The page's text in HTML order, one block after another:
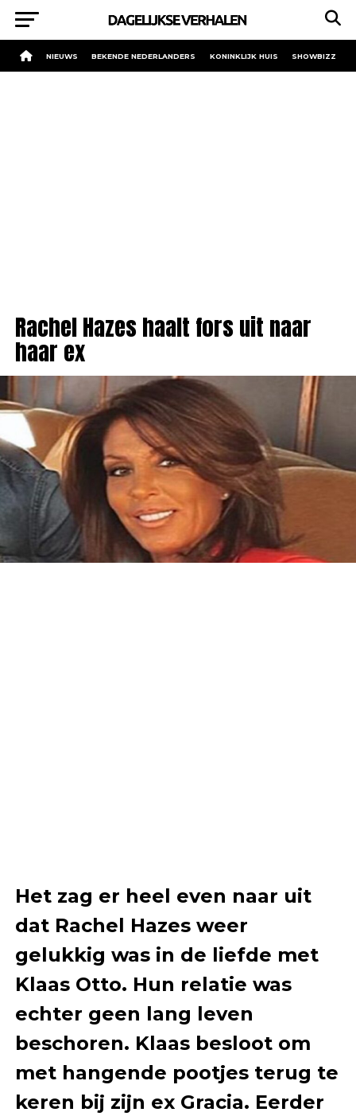
NIEUWS BEKENDE NEDERLANDERS KONINKLIJK HUIS SHOWBIZZ
Rachel Hazes haalt fors uit naar
haar ex
Het zag er heel even naar uit
dat Rachel Hazes weer
gelukkig was in de liefde met
Klaas Otto. Hun relatie was
echter geen lang leven
beschoren. Klaas besloot om
met hangende pootjes terug te
keren bij zijn ex Gracia. Eerder